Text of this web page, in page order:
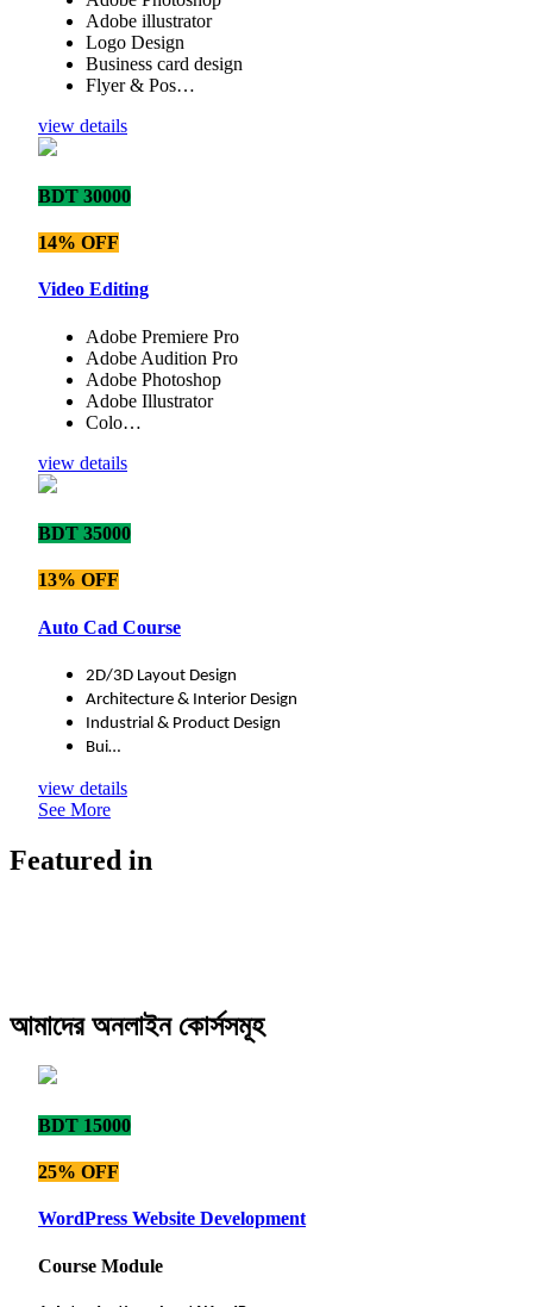
Adobe illustrator
Logo Design
Business card design
Flyer & Pos…
view details
BDT 30000
14% OFF
Video Editing
Adobe Premiere Pro
Adobe Audition Pro
Adobe Photoshop
Adobe Illustrator
Colo…
view details
BDT 35000
13% OFF
Auto Cad Course
2D/3D Layout Design
Architecture & Interior Design
Industrial & Product Design
Bui…
view details
See More
Featured in
আমাদের অনলাইন কোর্সসমূহ
BDT 15000
25% OFF
WordPress Website Development
Course Module